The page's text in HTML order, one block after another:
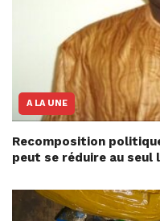
A LA UNE
Recomposition
peut se réduire au seul